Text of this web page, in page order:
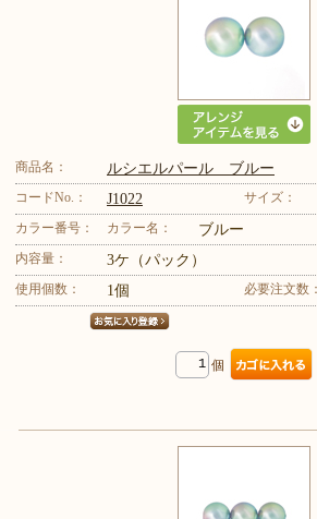
商品名： ルシエルパール ブルー
コードNo.： J1022 サイズ：
カラー番号： カラー名： ブルー
内容量： 3ケ（パック）
使用個数： 1個 必要注文数：
個